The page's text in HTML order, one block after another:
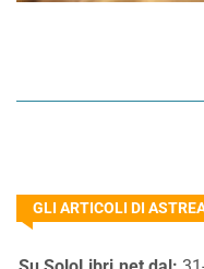
GLI ARTICOLI DI